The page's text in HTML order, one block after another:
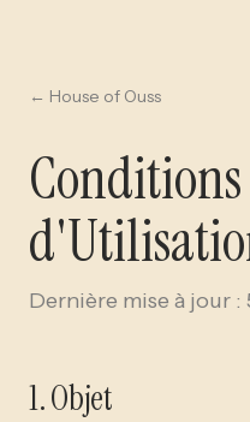
← House of Ouss
Dernière mise à jour
1. Objet